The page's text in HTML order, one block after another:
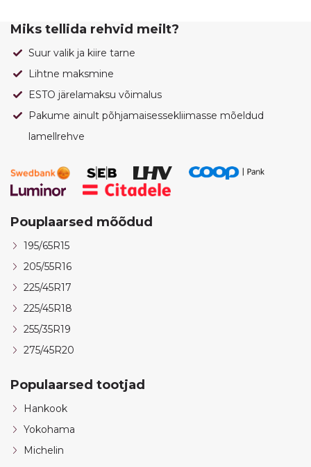
Miks tellida rehvid meilt?
Suur valik ja kiire tarne
Lihtne maksmine
ESTO järelamaksu võimalus
Pakume ainult põhjamaisessekliimasse mõeldud
lamellrehve
Pouplaarsed mõõdud
195/65R15
205/55R16
225/45R17
225/45R18
255/35R19
275/45R20
Populaarsed tootjad
Hankook
Yokohama
Michelin